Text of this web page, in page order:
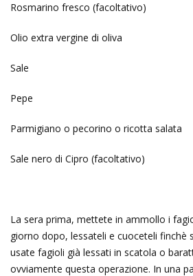
Rosmarino fresco (facoltativo)
Olio extra vergine di oliva
Sale
Pepe
Parmigiano o pecorino o ricotta salata
Sale nero di Cipro (facoltativo)
La sera prima, mettete in ammollo i
giorno dopo, lessateli e cuoceteli finchè
usate fagioli già lessati in scatola o
ovviamente questa operazione. In una